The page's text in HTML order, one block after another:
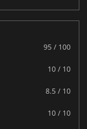
95 / 100
10 / 10
8.5 / 10
10 / 10